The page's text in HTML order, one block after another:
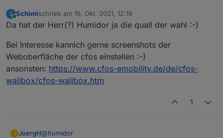
S
Online
Schimischrieb am 16. Okt. 2021, 12:19
zuletzt editiert von
Da hat der Herr(?) Humidor ja die quall der wahl :-)
Bei Interesse kannich gerne screenshots der
Weboberfläche der cfos einstellen :-)
ansonsten: https://www.cfos-emobility.de/de/cfos-
wallbox/cfos-wallbox.htm
1
J JoergH@humidor